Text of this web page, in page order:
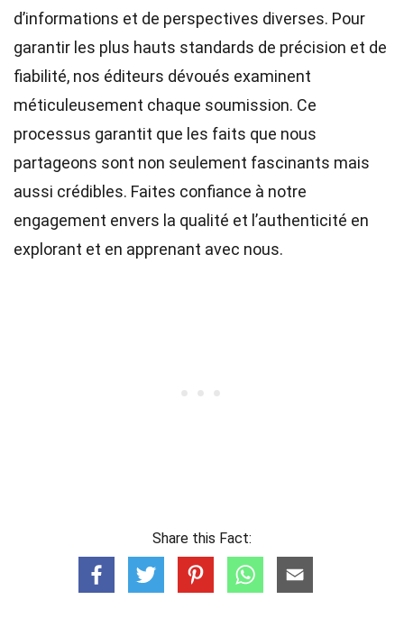
d’informations et de perspectives diverses. Pour
garantir les plus hauts standards de précision et de
fiabilité, nos éditeurs dévoués examinent
méticuleusement chaque soumission. Ce
processus garantit que les faits que nous
partageons sont non seulement fascinants mais
aussi crédibles. Faites confiance à notre
engagement envers la qualité et l’authenticité en
explorant et en apprenant avec nous.
Share this Fact: